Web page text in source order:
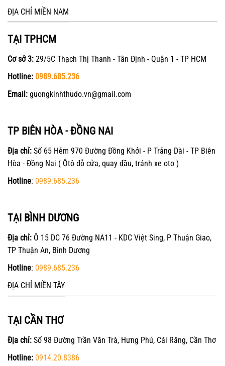
ĐỊA CHỈ MIỀN NAM
TẠI TPHCM
Cơ sở 3: 29/5C Thạch Thị Thanh - Tân Định - Quận 1 - TP HCM
Hotline: 0989.685.236
Email: guongkinhthudo.vn@gmail.com
TP BIÊN HÒA - ĐỒNG NAI
Địa chỉ: Số 65 Hẻm 970 Đường Đồng Khởi - P Trảng Dài - TP Biên
Hòa - Đồng Nai ( Ôtô đỗ cửa, quay đầu, tránh xe oto )
Hotline: 0989.685.236
TẠI BÌNH DƯƠNG
Địa chỉ: Ô 15 DC 76 Đường NA11 - KDC Việt Sing, P Thuận Giao,
TP Thuận An, Bình Dương
Hotline: 0989.685.236
ĐỊA CHỈ MIỀN TÂY
TẠI CẦN THƠ
Địa chỉ: Số 98 Đường Trần Văn Trà, Hưng Phú, Cái Răng, Cần Thơ
Hotline: 0914.20.8386